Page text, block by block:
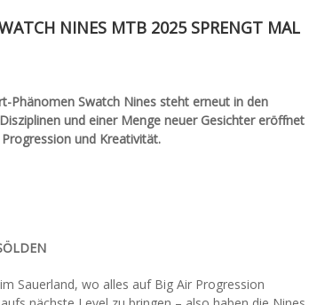
NINES MTB 2025 SPRENGT MAL
Phänomen Swatch Nines steht erneut in den
und einer Menge neuer Gesichter eröffnet
und Kreativität.
Sauerland, wo alles auf Big Air Progression